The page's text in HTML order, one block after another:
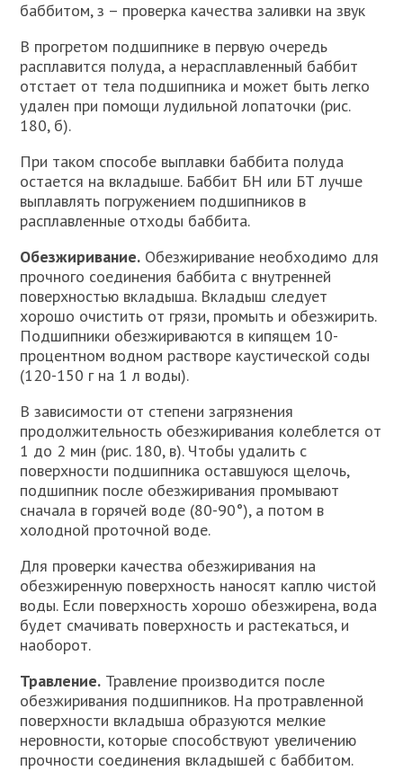
баббитом, з – проверка качества заливки на звук
В прогретом подшипнике в первую очередь
расплавится полуда, а нерасплавленный баббит
отстает от тела подшипника и может быть легко
удален при помощи лудильной лопаточки (рис.
180, б).
При таком способе выплавки баббита полуда
остается на вкладыше. Баббит БН или БТ лучше
выплавлять погружением подшипников в
расплавленные отходы баббита.
Обезжиривание. Обезжиривание необходимо для
прочного соединения баббита с внутренней
поверхностью вкладыша. Вкладыш следует
хорошо очистить от грязи, промыть и обезжирить.
Подшипники обезжириваются в кипящем 10-
процентном водном растворе каустической соды
(120-150 г на 1 л воды).
В зависимости от степени загрязнения
продолжительность обезжиривания колеблется от
1 до 2 мин (рис. 180, в). Чтобы удалить с
поверхности подшипника оставшуюся щелочь,
подшипник после обезжиривания промывают
сначала в горячей воде (80-90°), а потом в
холодной проточной воде.
Для проверки качества обезжиривания на
обезжиренную поверхность наносят каплю чистой
воды. Если поверхность хорошо обезжирена, вода
будет смачивать поверхность и растекаться, и
наоборот.
Травление. Травление производится после
обезжиривания подшипников. На протравленной
поверхности вкладыша образуются мелкие
неровности, которые способствуют увеличению
прочности соединения вкладышей с баббитом.